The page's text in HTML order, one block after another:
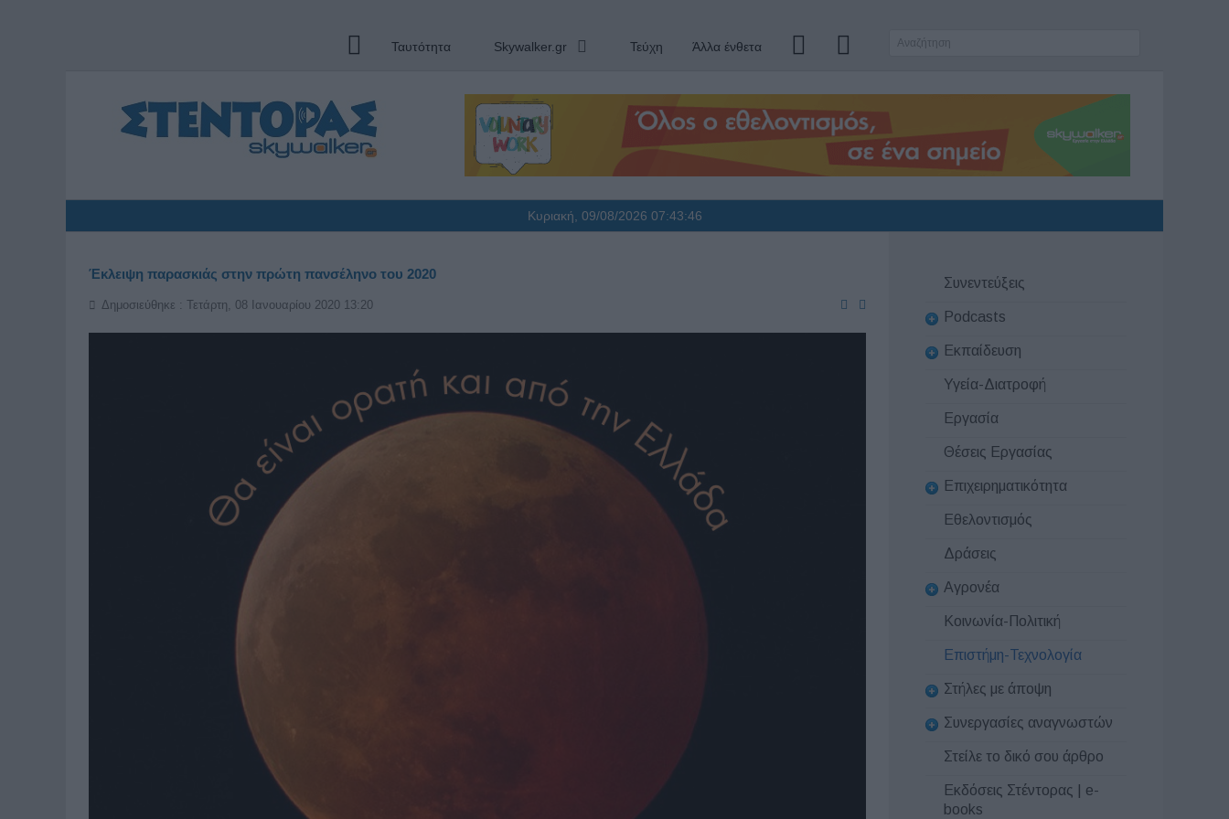
Ταυτότητα Skywalker.gr Τεύχη Άλλα ένθετα
Κυριακή, 09/08/2026 07:43:47
Έκλειψη παρασκιάς στην πρώτη πανσέληνο του 2020
Δημοσιεύθηκε : Τετάρτη, 08 Ιανουαρίου 2020 13:20
Συνεντεύξεις
Podcasts
Εκπαίδευση
Υγεία-Διατροφή
Εργασία
Θέσεις Εργασίας
Επιχειρηματικότητα
Εθελοντισμός
Δράσεις
Αγρονέα
Κοινωνία-Πολιτική
Επιστήμη-Τεχνολογία
Στήλες με άποψη
Συνεργασίες αναγνωστών
Στείλε το δικό σου άρθρο
Εκδόσεις Στέντορας | e-
books